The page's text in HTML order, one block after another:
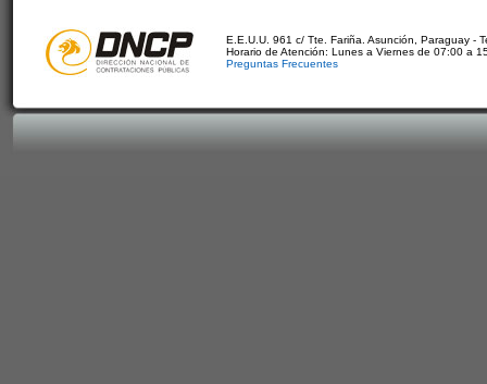
E.E.U.U. 961 c/ Tte. Fariña. Asunción, Paraguay -
Horario de Atención: Lunes a Viernes de 07:00 a
Preguntas Frecuentes